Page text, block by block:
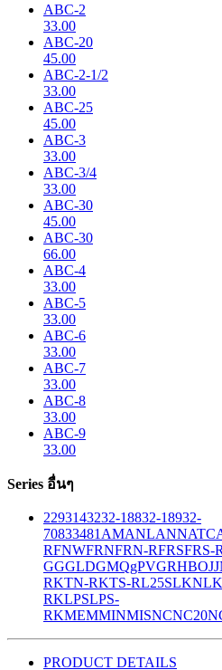
ABC-2
33.00
ABC-20
45.00
ABC-2-1/2
33.00
ABC-25
45.00
ABC-3
33.00
ABC-3/4
33.00
ABC-30
45.00
ABC-30
66.00
ABC-4
33.00
ABC-5
33.00
ABC-6
33.00
ABC-7
33.00
ABC-8
33.00
ABC-9
33.00
Series อื่นๆ
2293143232-18832-18932-
70833481 AMANLANNATC
RFNWFRNFRN-RFRSFRS-R
GGGLDGMQgPVGRHBO
RKTN-RKTS-RL25SLKN
RKLPSLPS-
RKMEMMINMISNCNC20
PRODUCT DETAILS